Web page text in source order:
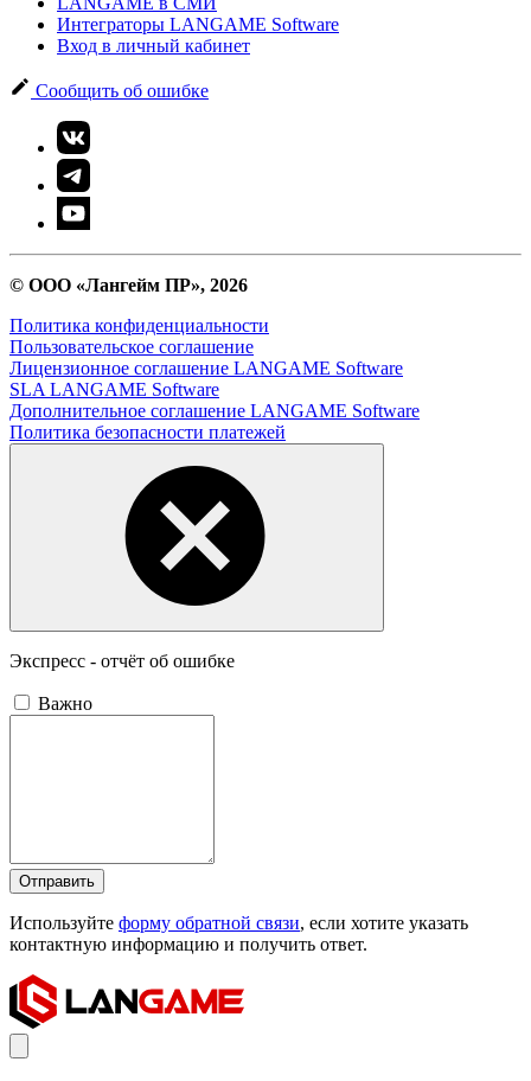
Интеграторы LANGAME Software
Вход в личный кабинет
Сообщить об ошибке
© ООО «Лангейм ПР», 2026
Политика конфиденциальности
Пользовательское соглашение
Лицензионное соглашение LANGAME Software
SLA LANGAME Software
Дополнительное соглашение LANGAME Software
Политика безопасности платежей
Экспресс - отчёт об ошибке
Важно
Отправить
Используйте форму обратной связи, если хотите указать
контактную информацию и получить ответ.